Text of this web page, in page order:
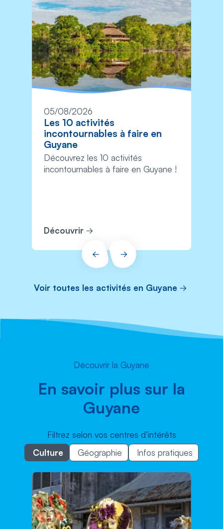
05/08/2026
Les 10 activités
incontournables à faire en
Guyane
Découvrez les 10 activités
incontournables à faire en Guyane !
Découvrir
PRÉCÉDENT
SUIVANT
Voir toutes les activités en Guyane
Découvrir la Guyane
En savoir plus sur la
Guyane
Filtrez selon vos centres d’intérêts
Culture
Géographie Infos pratiques